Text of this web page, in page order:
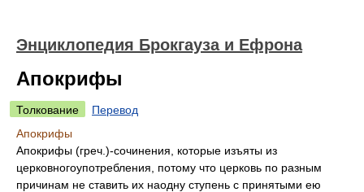
Энциклопедия Брокгауза и Ефрона
Апокрифы
Толкование
Перевод
Апокрифы
Апокрифы (греч.)-сочинения, которые изъяты из
церковногоупотребления, потому что церковь по разным
причинам не ставить их наодну ступень с принятыми ею